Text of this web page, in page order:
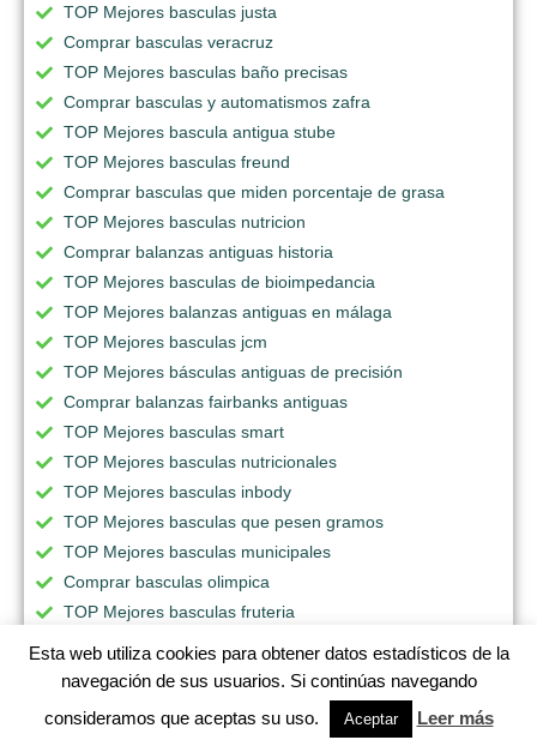
TOP Mejores basculas justa
Comprar basculas veracruz
TOP Mejores basculas baño precisas
Comprar basculas y automatismos zafra
TOP Mejores bascula antigua stube
TOP Mejores basculas freund
Comprar basculas que miden porcentaje de grasa
TOP Mejores basculas nutricion
Comprar balanzas antiguas historia
TOP Mejores basculas de bioimpedancia
TOP Mejores balanzas antiguas en málaga
TOP Mejores basculas jcm
TOP Mejores básculas antiguas de precisión
Comprar balanzas fairbanks antiguas
TOP Mejores basculas smart
TOP Mejores basculas nutricionales
TOP Mejores basculas inbody
TOP Mejores basculas que pesen gramos
TOP Mejores basculas municipales
Comprar basculas olimpica
TOP Mejores basculas fruteria
TOP Mejores balanzas ariso antiguas
TOP Mejores basculas nuevo laredo
TOP Mejores bascula xiaomi mi body
Comprar basculas ganaderas usadas
Esta web utiliza cookies para obtener datos estadísticos de la
navegación de sus usuarios. Si continúas navegando
consideramos que aceptas su uso.
Aceptar Leer más